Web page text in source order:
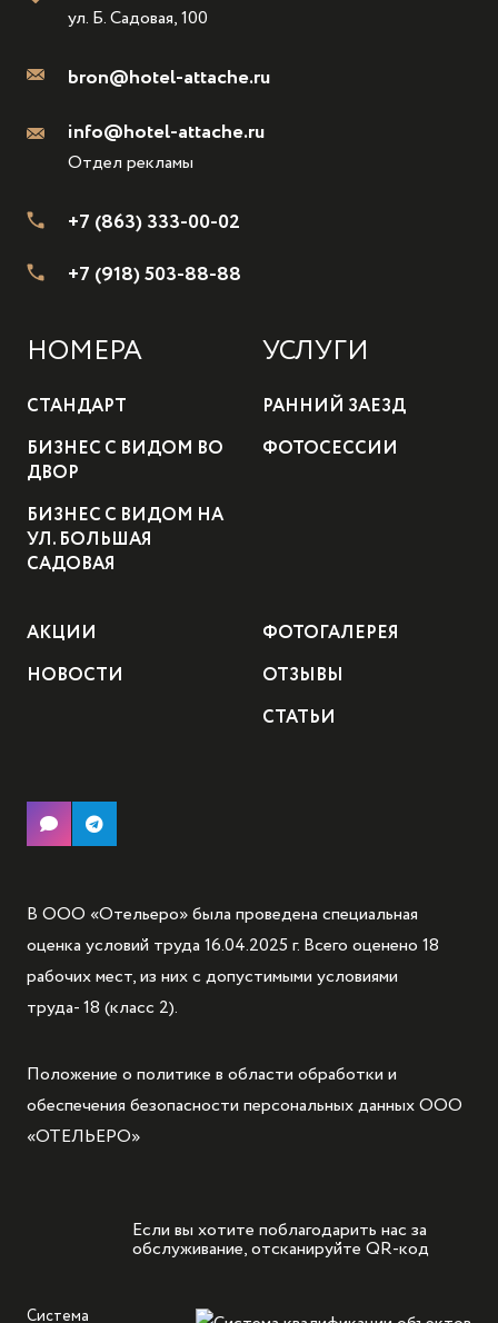
ул. Б. Садовая, 100
bron@hotel-attache.ru
info@hotel-attache.ru
Отдел рекламы
+7 (863) 333-00-02
+7 (918) 503-88-88
НОМЕРА
СТАНДАРТ
БИЗНЕС С ВИДОМ ВО
ДВОР
БИЗНЕС С ВИДОМ НА
УЛ. БОЛЬШАЯ
САДОВАЯ
УСЛУГИ
РАННИЙ ЗАЕЗД
ФОТОСЕССИИ
АКЦИИ
НОВОСТИ
ФОТОГАЛЕРЕЯ
ОТЗЫВЫ
СТАТЬИ
В ООО «Отельеро» была проведена специальная
оценка условий труда 16.04.2025 г. Всего оценено 18
рабочих мест, из них с допустимыми условиями
труда- 18 (класс 2).
Положение о политике в области обработки и
обеспечения безопасности персональных данных ООО
«ОТЕЛЬЕРО»
Если вы хотите поблагодарить нас за
обслуживание, отсканируйте QR-код
Система